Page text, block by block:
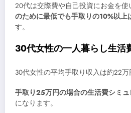
20代は交際費や自己投資にお金を使
のために最低でも手取りの10%以上
す。
30代女性の一人暮らし生活
30代女性の平均手取り収入は約22万
手取り25万円の場合の生活費シミ
になります。